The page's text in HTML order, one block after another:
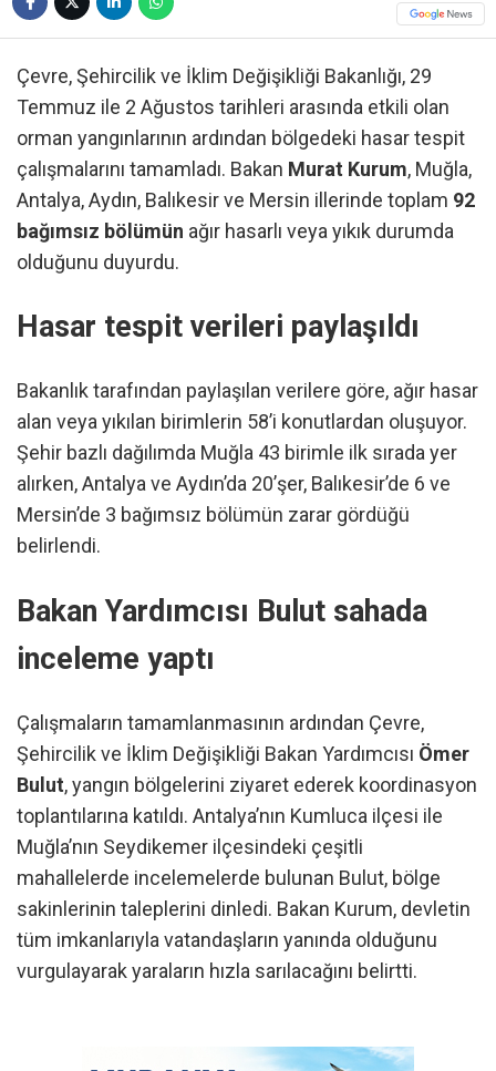
Çevre, Şehircilik ve İklim Değişikliği Bakanlığı, 29
Temmuz ile 2 Ağustos tarihleri arasında etkili olan
orman yangınlarının ardından bölgedeki hasar tespit
çalışmalarını tamamladı. Bakan Murat Kurum, Muğla,
Antalya, Aydın, Balıkesir ve Mersin illerinde toplam 92
bağımsız bölümün ağır hasarlı veya yıkık durumda
olduğunu duyurdu.
Hasar tespit verileri paylaşıldı
Bakanlık tarafından paylaşılan verilere göre, ağır hasar
alan veya yıkılan birimlerin 58’i konutlardan oluşuyor.
Şehir bazlı dağılımda Muğla 43 birimle ilk sırada yer
alırken, Antalya ve Aydın’da 20’şer, Balıkesir’de 6 ve
Mersin’de 3 bağımsız bölümün zarar gördüğü
belirlendi.
Bakan Yardımcısı Bulut sahada
inceleme yaptı
Çalışmaların tamamlanmasının ardından Çevre,
Şehircilik ve İklim Değişikliği Bakan Yardımcısı Ömer
Bulut, yangın bölgelerini ziyaret ederek koordinasyon
toplantılarına katıldı. Antalya’nın Kumluca ilçesi ile
Muğla’nın Seydikemer ilçesindeki çeşitli
mahallelerde incelemelerde bulunan Bulut, bölge
sakinlerinin taleplerini dinledi. Bakan Kurum, devletin
tüm imkanlarıyla vatandaşların yanında olduğunu
vurgulayarak yaraların hızla sarılacağını belirtti.